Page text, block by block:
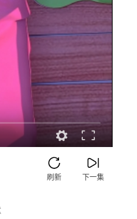
下一集
刷新